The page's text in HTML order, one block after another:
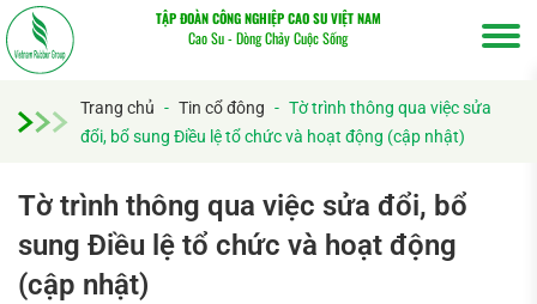
TẬP ĐOÀN CÔNG NGHIỆP CAO SU VIỆT NAM
Cao Su - Dòng Chảy Cuộc Sống
Trang chủ - Tin cổ đông - Tờ trình thông qua việc sửa
đổi, bổ sung Điều lệ tổ chức và hoạt động (cập nhật)
Tờ trình thông qua việc sửa đổi, bổ
sung Điều lệ tổ chức và hoạt động
(cập nhật)